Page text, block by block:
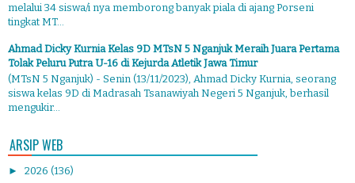
melalui 34 siswa/i nya memborong banyak piala di ajang Porseni
tingkat MT...
Ahmad Dicky Kurnia Kelas 9D MTsN 5 Nganjuk Meraih Juara Pertama
Tolak Peluru Putra U-16 di Kejurda Atletik Jawa Timur
(MTsN 5 Nganjuk) - Senin (13/11/2023), Ahmad Dicky Kurnia, seorang
siswa kelas 9D di Madrasah Tsanawiyah Negeri 5 Nganjuk, berhasil
mengukir...
ARSIP WEB
► 2026 (136)